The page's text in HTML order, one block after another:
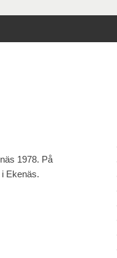
1978. På
Ekenäs.